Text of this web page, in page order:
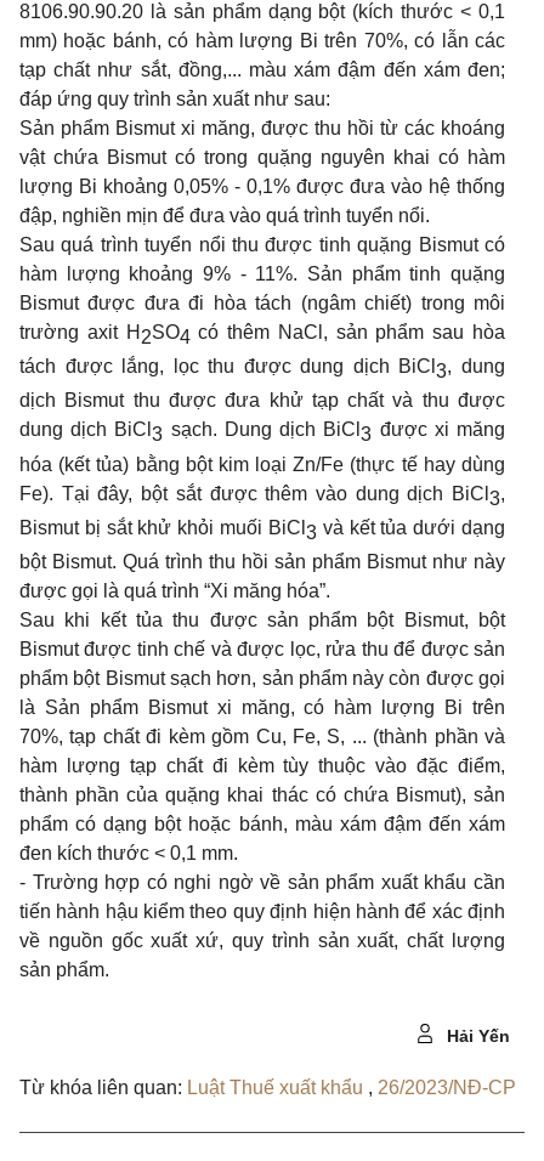
8106.90.90.20 là sản phẩm dạng bột (kích thước < 0,1
mm) hoặc bánh, có hàm lượng Bi trên 70%, có lẫn các
tạp chất như sắt, đồng,... màu xám đậm đến xám đen;
đáp ứng quy trình sản xuất như sau:
Sản phẩm Bismut xi măng, được thu hồi từ các khoáng
vật chứa Bismut có trong quặng nguyên khai có hàm
lượng Bi khoảng 0,05% - 0,1% được đưa vào hệ thống
đập, nghiền mịn để đưa vào quá trình tuyển nổi.
Sau quá trình tuyển nổi thu được tinh quặng Bismut có
hàm lượng khoảng 9% - 11%. Sản phẩm tinh quặng
Bismut được đưa đi hòa tách (ngâm chiết) trong môi
trường axit H 2SO4 có thêm NaCl, sản phẩm sau hòa
tách được lắng, lọc thu được dung dịch BiCl 3, dung
dịch Bismut thu được đưa khử tạp chất và thu được
dung dịch BiCl 3 sạch. Dung dịch BiCl 3 được xi măng
hóa (kết tủa) bằng bột kim loại Zn/Fe (thực tế hay dùng
Fe). Tại đây, bột sắt được thêm vào dung dịch BiCl 3,
Bismut bị sắt khử khỏi muối BiCl 3 và kết tủa dưới dạng
bột Bismut. Quá trình thu hồi sản phẩm Bismut như này
được gọi là quá trình “Xi măng hóa”.
Sau khi kết tủa thu được sản phẩm bột Bismut, bột
Bismut được tinh chế và được lọc, rửa thu để được sản
phẩm bột Bismut sạch hơn, sản phẩm này còn được gọi
là Sản phẩm Bismut xi măng, có hàm lượng Bi trên
70%, tạp chất đi kèm gồm Cu, Fe, S, ... (thành phần và
hàm lượng tạp chất đi kèm tùy thuộc vào đặc điểm,
thành phần của quặng khai thác có chứa Bismut), sản
phẩm có dạng bột hoặc bánh, màu xám đậm đến xám
đen kích thước < 0,1 mm.
- Trường hợp có nghi ngờ về sản phẩm xuất khẩu cần
tiến hành hậu kiểm theo quy định hiện hành để xác định
về nguồn gốc xuất xứ, quy trình sản xuất, chất lượng
sản phẩm.
Hải Yến
Từ khóa liên quan: Luật Thuế xuất khẩu , 26/2023/NĐ-CP